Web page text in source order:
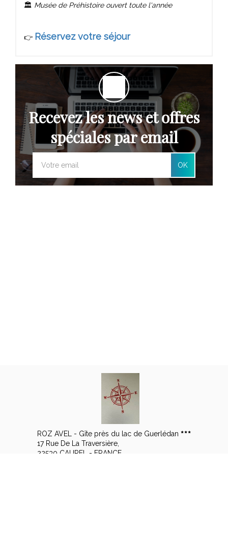
🏛️ Musée de Préhistoire ouvert toute l'année
👉 Réservez votre séjour
Recevez les news et offres
spéciales par email
OK
ROZ AVEL - Gîte près du lac de Guerlédan
17 Rue De La Traversière,
22530 CAUREL - FRANCE